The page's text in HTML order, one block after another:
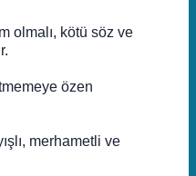
olmalı, kötü söz ve
özen
merhametli ve